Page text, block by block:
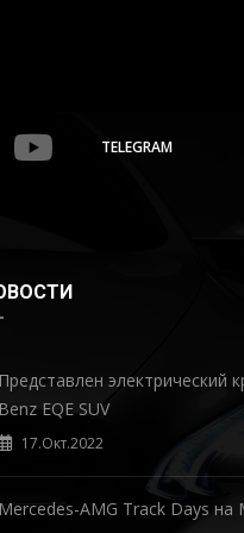
TELEGRAM
Представлен электрический
Benz EQE SUV
17.Окт.2022
Mercedes-AMG Track Days на